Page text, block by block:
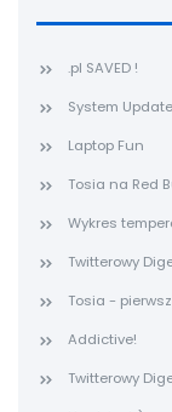
.pl SAVED !
System
Laptop Fun
Tosia na Red
Wykres
Twitterowy
Tosia -
Addictive!
Twitterowy